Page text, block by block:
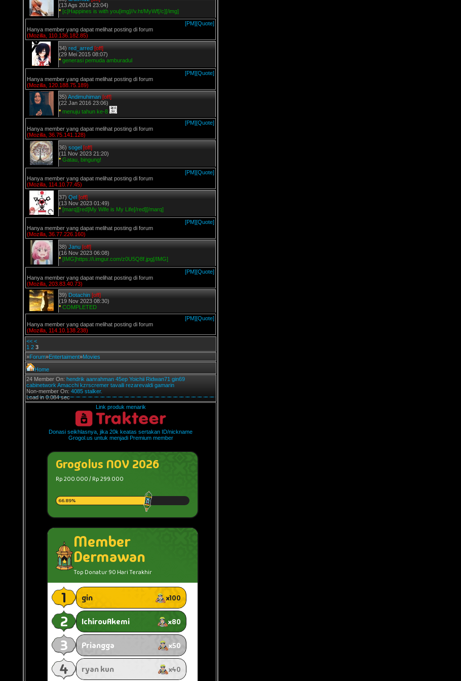
(13 Ags 2014 23:04)
* [c]Happines is with you[img]//v.ht/MyWf[/c][/img]
[PM][Quote]
Hanya member yang dapat melihat posting di forum
(Mozilla, 110.136.182.85)
34) red_arred [off]
(29 Mei 2015 08:07)
* generasi pemuda amburadul
[PM][Quote]
Hanya member yang dapat melihat posting di forum
(Mozilla, 120.188.75.189)
35) Andimuhiman [off]
(22 Jan 2016 23:06)
* menuju tahun ke-8
[PM][Quote]
Hanya member yang dapat melihat posting di forum
(Mozilla, 36.75.141.128)
36) sogel [off]
(11 Nov 2023 21:20)
* Gatau, bingung!
[PM][Quote]
Hanya member yang dapat melihat posting di forum
(Mozilla, 114.10.77.45)
37) Qel [off]
(13 Nov 2023 01:49)
* [marq][red]My Wife is My Life[/red][/marq]
[PM][Quote]
Hanya member yang dapat melihat posting di forum
(Mozilla, 36.77.226.160)
38) Janu [off]
(16 Nov 2023 06:08)
* [IMG]https://i.imgur.com/z0U5Q8f.jpg[/IMG]
[PM][Quote]
Hanya member yang dapat melihat posting di forum
(Mozilla, 203.83.40.73)
39) Dotachin [off]
(19 Nov 2023 08:30)
* COMPLETED
[PM][Quote]
Hanya member yang dapat melihat posting di forum
(Mozilla, 114.10.138.238)
<< <
1 2 3
»Forum»Entertaiment»Movies
Home
24 Member On: hendrik aanrahman 45ep Yoichii Ridwan71 gin69
cabinetwork Amacchi kzrscremer tavaili rezarevaldi gamarin
Non-member On: 4085 stalker.
Load in 0.084 sec
Link produk menarik
Donasi seikhlasnya, jika 20k keatas sertakan ID/nickname
Grogol.us untuk menjadi Premium member